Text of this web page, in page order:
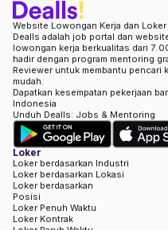
Website Lowongan Kerja dan
Dealls adalah job portal dan
lowongan kerja berkualitas dari
hadir dengan program mentoring
Reviewer untuk membantu pencari
mudah.
Dapatkan kesempatan pekerjaan
Indonesia
Unduh Dealls: Jobs & Mentoring
Loker
Loker berdasarkan Industri
Loker berdasarkan Lokasi
Loker berdasarkan
Posisi
Loker Penuh Waktu
Loker Kontrak